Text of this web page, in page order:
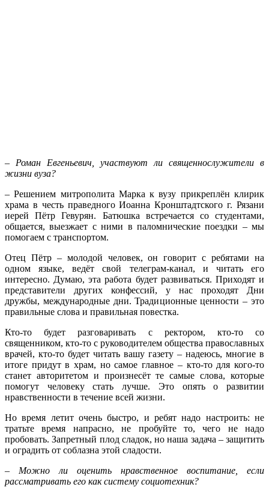
– Роман Евгеньевич, участвуют ли священнослужители в
жизни вуза?
– Решением митрополита Марка к вузу прикреплён клирик
храма в честь праведного Иоанна Кронштадтского г. Рязани
иерей Пётр Гевурян. Батюшка встречается со студентами,
общается, выезжает с ними в паломнические поездки – мы
помогаем с транспортом.
Отец Пётр – молодой человек, он говорит с ребятами на
одном языке, ведёт свой телеграм-канал, и читать его
интересно. Думаю, эта работа будет развиваться. Приходят и
представители других конфессий, у нас проходят Дни
дружбы, международные дни. Традиционные ценности – это
правильные слова и правильная повестка.
Кто-то будет разговаривать с ректором, кто-то со
священником, кто-то с руководителем общества православных
врачей, кто-то будет читать вашу газету – надеюсь, многие в
итоге придут в храм, но самое главное – кто-то для кого-то
станет авторитетом и произнесёт те самые слова, которые
помогут человеку стать лучше. Это опять о развитии
нравственности в течение всей жизни.
Но время летит очень быстро, и ребят надо настроить: не
тратьте время напрасно, не пробуйте то, чего не надо
пробовать. Запретный плод сладок, но наша задача – защитить
и оградить от соблазна этой сладости.
– Можно ли оценить нравственное воспитание, если
рассматривать его как систему социотехник?